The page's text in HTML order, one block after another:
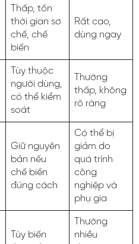
Thấp, tốn
thời gian sơ
chế, chế
biến
Rất cao,
dùng ngay
Tùy thuộc
người dùng,
có thể kiểm
soát
Thường
thấp, không
rõ ràng
Giữ nguyên
bản nếu
chế biến
đúng cách
Có thể bị
giảm do
quá trình
công
nghiệp và
phụ gia
Tùy biến
Thường
nhiều